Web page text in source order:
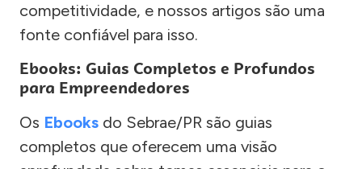
competitividade, e nossos artigos são uma
fonte confiável para isso.
Ebooks: Guias Completos e Profundos
para Empreendedores
Os Ebooks do Sebrae/PR são guias
completos que oferecem uma visão